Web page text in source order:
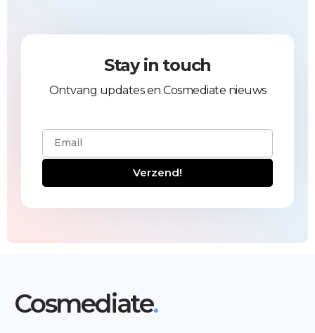
Stay in touch
Ontvang updates en Cosmediate nieuws
Verzend!
Cosmediate.